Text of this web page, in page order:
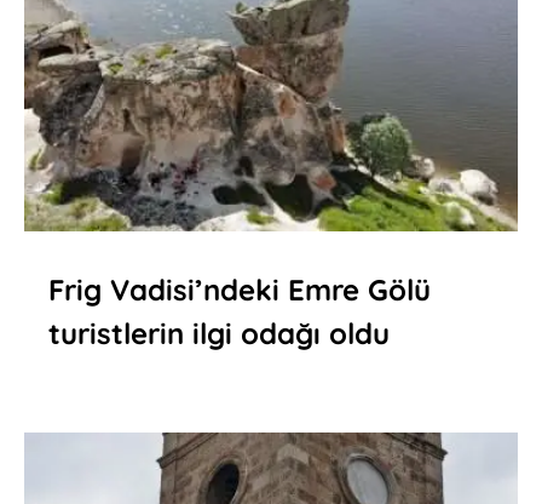
Frig Vadisi’ndeki Emre Gölü
turistlerin ilgi odağı oldu